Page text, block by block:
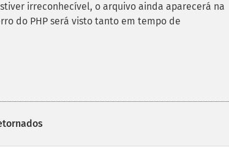
irreconhecível, o arquivo ainda aparecerá na
do PHP será visto tanto em tempo de